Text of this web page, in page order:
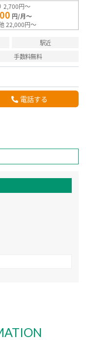
2,700円～
円/月～
22,000円～
駅近
手数料無料
電話する